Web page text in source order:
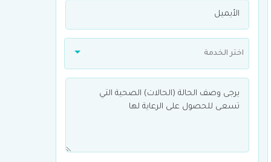
اختر الخدمة